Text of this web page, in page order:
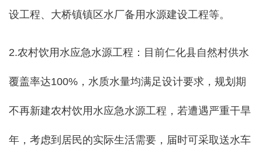
设工程、大桥镇镇区水厂备用水源建设工程等。
2.农村饮用水应急水源工程：目前仁化县自然村供水
覆盖率达100%，水质水量均满足设计要求，规划期
不再新建农村饮用水应急水源工程，若遭遇严重干旱
年，考虑到居民的实际生活需要，届时可采取送水车